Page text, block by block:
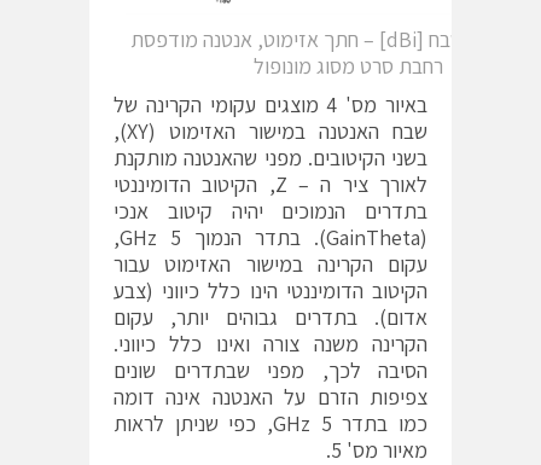
איור מס' 4 – שבח [dBi] – חתך אזימוט, אנטנה מודפסת
רחבת סרט מסוג מונופול
באיור מס' 4 מוצגים עקומי הקרינה של
שבח האנטנה במישור האזימוט (XY),
בשני הקיטובים. מפני שהאנטנה מותקנת
לאורך ציר ה – Z, הקיטוב הדומיננטי
בתדרים הנמוכים יהיה קיטוב אנכי
(GainTheta). בתדר הנמוך 5 GHz,
עקום הקרינה במישור האזימוט עבור
הקיטוב הדומיננטי הינו כלל כיווני (צבע
אדום). בתדרים גבוהים יותר, עקום
הקרינה משנה צורה ואינו כלל כיווני.
הסיבה לכך, מפני שבתדרים שונים
צפיפות הזרם על האנטנה אינה דומה
כמו בתדר 5 GHz, כפי שניתן לראות
מאיור מס' 5.